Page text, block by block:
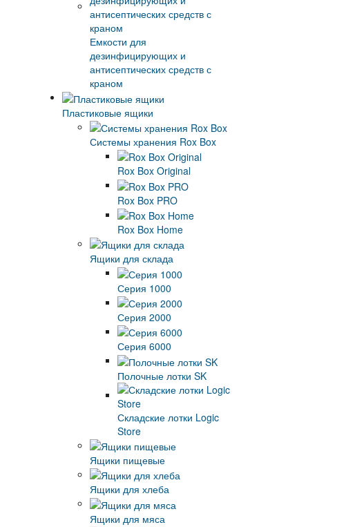
Емкости для
дезинфицирующих и
антисептических средств с
краном
Пластиковые ящики
Системы хранения Rox Box
Rox Box Original
Rox Box PRO
Rox Box Home
Ящики для склада
Серия 1000
Серия 2000
Серия 6000
Полочные лотки SK
Складские лотки Logic
Store
Ящики пищевые
Ящики для хлеба
Ящики для мяса